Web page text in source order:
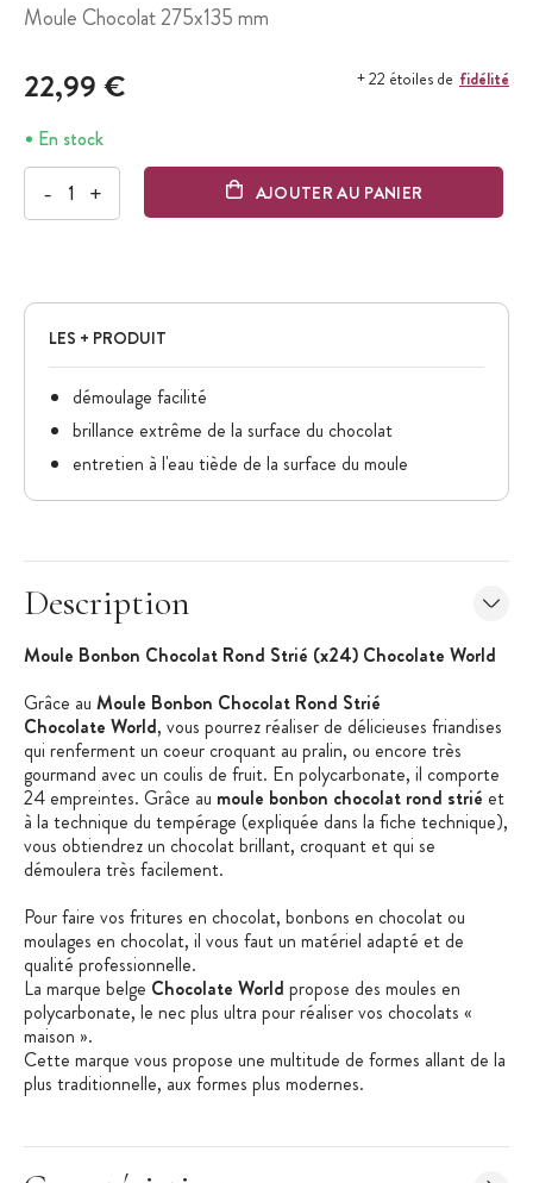
Moule Chocolat 275x135 mm
22,99 € + 22 étoiles de fidélité
En stock
- + AJOUTER AU PANIER
LES + PRODUIT
démoulage facilité
brillance extrême de la surface du chocolat
entretien à l'eau tiède de la surface du moule
Description
Moule Bonbon Chocolat Rond Strié (x24) Chocolate World
Grâce au Moule Bonbon Chocolat Rond Strié
Chocolate World, vous pourrez réaliser de délicieuses friandises
qui renferment un coeur croquant au pralin, ou encore très
gourmand avec un coulis de fruit. En polycarbonate, il comporte
24 empreintes. Grâce au moule bonbon chocolat rond strié et
à la technique du tempérage (expliquée dans la fiche technique),
vous obtiendrez un chocolat brillant, croquant et qui se
démoulera très facilement.
Pour faire vos fritures en chocolat, bonbons en chocolat ou
moulages en chocolat, il vous faut un matériel adapté et de
qualité professionnelle.
La marque belge Chocolate World propose des moules en
polycarbonate, le nec plus ultra pour réaliser vos chocolats «
maison ».
Cette marque vous propose une multitude de formes allant de la
plus traditionnelle, aux formes plus modernes.
Matière : Polycarbonate